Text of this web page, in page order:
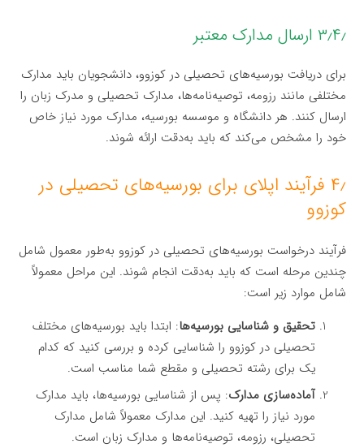
۳٫۴٫ ارسال مدارک معتبر
برای دریافت بورسیه‌های تحصیلی در کوزوو، دانشجویان باید مدارک
مختلفی مانند رزومه، توصیه‌نامه‌ها، مدارک تحصیلی و مدرک زبان را
ارسال کنند. هر دانشگاه و موسسه بورسیه، مدارک مورد نیاز خاص
خود را مشخص می‌کند که باید به‌دقت ارائه شوند.
۴٫ فرآیند اپلای برای بورسیه‌های تحصیلی در
کوزوو
فرآیند درخواست بورسیه‌های تحصیلی در کوزوو به‌طور معمول شامل
چندین مرحله است که باید به‌دقت انجام شوند. این مراحل معمولاً
شامل موارد زیر است:
تحقیق و شناسایی بورسیه‌ها: ابتدا باید بورسیه‌های مختلف
تحصیلی در کوزوو را شناسایی کرده و بررسی کنید که کدام
یک برای رشته تحصیلی و مقطع شما مناسب است.
آماده‌سازی مدارک: پس از شناسایی بورسیه‌ها، باید مدارک
مورد نیاز را تهیه کنید. این مدارک معمولاً شامل مدارک
تحصیلی، رزومه، توصیه‌نامه‌ها و مدارک زبان است.